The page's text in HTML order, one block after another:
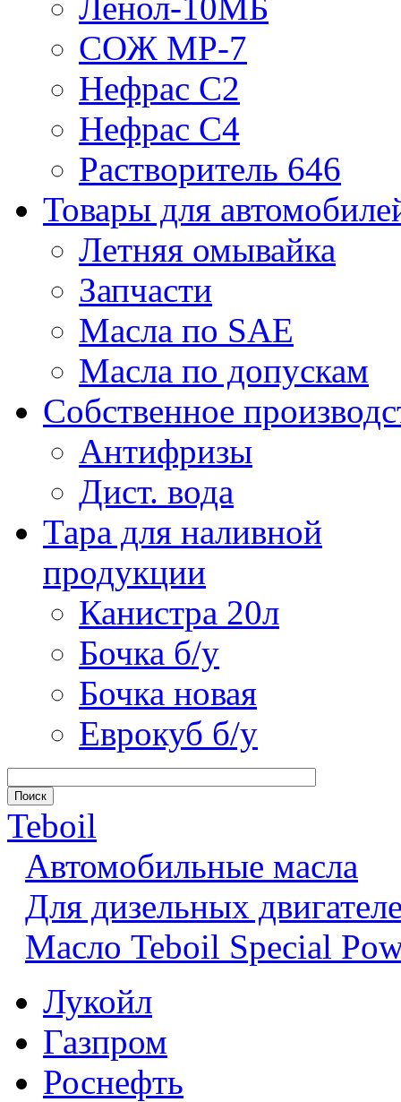
СОЖ МР-7
Нефрас С2
Нефрас С4
Растворитель 646
Товары для
Летняя омывайка
Запчасти
Масла по SAE
Масла по допускам
Собственное
Антифризы
Дист. вода
Тара для наливной
продукции
Канистра 20л
Бочка б/у
Бочка новая
Еврокуб б/у
Teboil
Автомобильные масла
Для дизельных
Масло Teboil Special
Лукойл
Газпром
Роснефть